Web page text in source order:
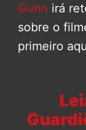
Gunn irá
sobre o
primeiro